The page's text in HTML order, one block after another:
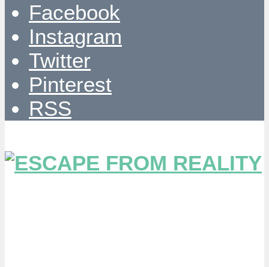
Facebook
Instagram
Twitter
Pinterest
RSS